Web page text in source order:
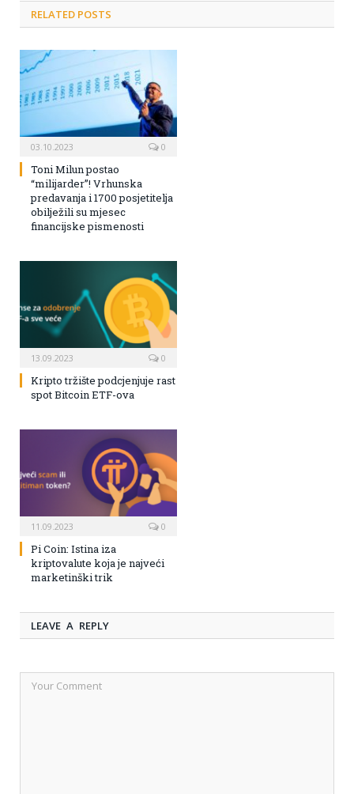
RELATED POSTS
03.10.2023 0
Toni Milun postao
“milijarder”! Vrhunska
predavanja i 1700 posjetitelja
obilježili su mjesec
financijske pismenosti
13.09.2023 0
Kripto tržište podcjenjuje rast
spot Bitcoin ETF-ova
11.09.2023 0
Pi Coin: Istina iza
kriptovalute koja je najveći
marketinški trik
LEAVE A REPLY